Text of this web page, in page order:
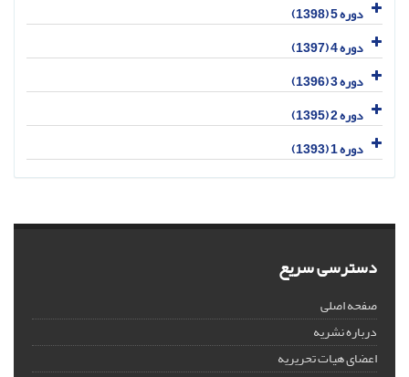
دوره 5 (1398)
دوره 4 (1397)
دوره 3 (1396)
دوره 2 (1395)
دوره 1 (1393)
دسترسی سریع
صفحه اصلی
درباره نشریه
اعضای هیات تحریریه